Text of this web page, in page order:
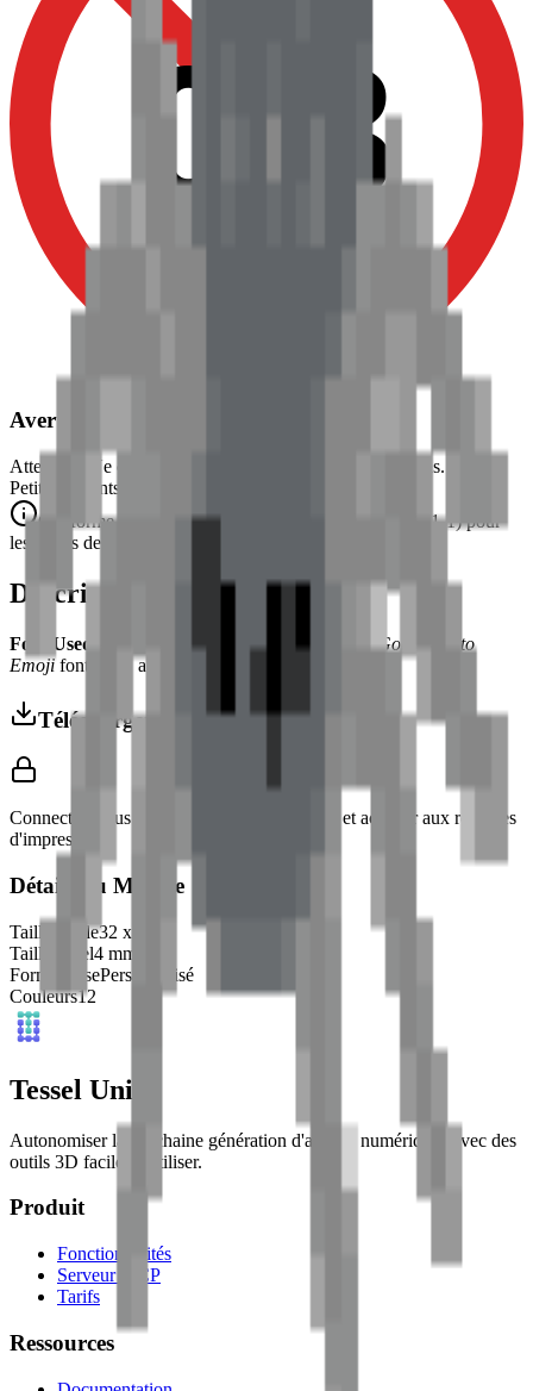
0-3
Avertissement de Sécurité
Attention. Ne convient pas aux enfants de moins de 3 ans.
Petits éléments. Danger d'étouffement.
Conforme aux normes de sécurité CE/NF (NF EN 71-1) pour
les objets de petite taille.
Description
Font Used: This design is inspired by the iconicGoogle Noto
Emojifont style, adapted into high-quality pixel art.
Télécharger 3MF
Connectez-vous pour télécharger ce modèle et accéder aux réglages
d'impression.
Détails du Modèle
Taille Grille32 x
Taille Pixel4 mm
Forme BasePersonnalisé
Couleurs12
Tessel Units
Autonomiser la prochaine génération d'artistes numériques avec des
outils 3D faciles à utiliser.
Produit
Fonctionnalités
Serveur MCP
Tarifs
Ressources